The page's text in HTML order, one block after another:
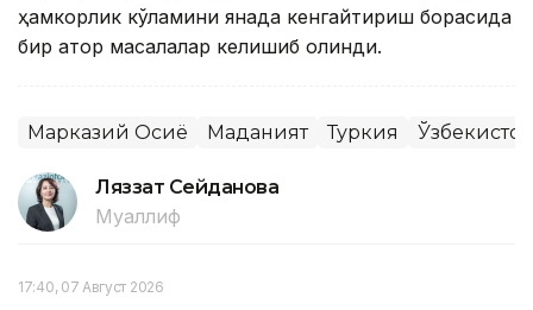
ҳамкорлик кўламини янада кенгайтириш борасида
бир қатор масалалар келишиб олинди.
Марказий Осиё Маданият Туркия Ўзбекистон
Ляззат Сейданова
Муаллиф
17:40, 07 Август 2026